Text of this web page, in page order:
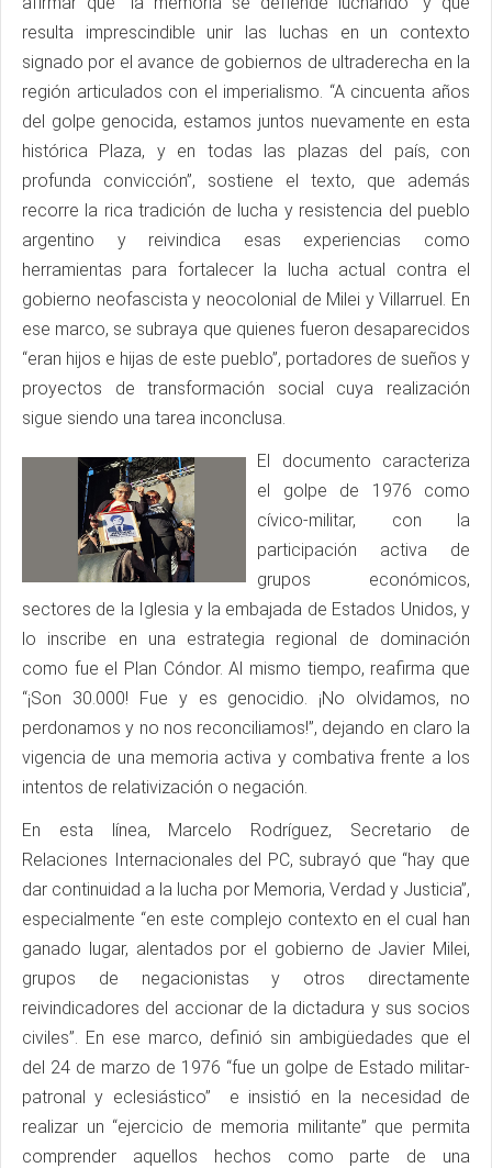
resulta imprescindible unir las luchas en un contexto
signado por el avance de gobiernos de ultraderecha en la
región articulados con el imperialismo. “A cincuenta años
del golpe genocida, estamos juntos nuevamente en esta
histórica Plaza, y en todas las plazas del país, con
profunda convicción”, sostiene el texto, que además
recorre la rica tradición de lucha y resistencia del pueblo
argentino y reivindica esas experiencias como
herramientas para fortalecer la lucha actual contra el
gobierno neofascista y neocolonial de Milei y Villarruel. En
ese marco, se subraya que quienes fueron desaparecidos
“eran hijos e hijas de este pueblo”, portadores de sueños y
proyectos de transformación social cuya realización
sigue siendo una tarea inconclusa.
El documento caracteriza
el golpe de 1976 como
cívico-militar, con la
participación activa de
grupos económicos,
sectores de la Iglesia y la embajada de Estados Unidos, y
lo inscribe en una estrategia regional de dominación
como fue el Plan Cóndor. Al mismo tiempo, reafirma que
“¡Son 30.000! Fue y es genocidio. ¡No olvidamos, no
perdonamos y no nos reconciliamos!”, dejando en claro la
vigencia de una memoria activa y combativa frente a los
intentos de relativización o negación.
En esta línea, Marcelo Rodríguez, Secretario de
Relaciones Internacionales del PC, subrayó que “hay que
dar continuidad a la lucha por Memoria, Verdad y Justicia”,
especialmente “en este complejo contexto en el cual han
ganado lugar, alentados por el gobierno de Javier Milei,
grupos de negacionistas y otros directamente
reivindicadores del accionar de la dictadura y sus socios
civiles”. En ese marco, definió sin ambigüedades que el
del 24 de marzo de 1976 “fue un golpe de Estado militar-
patronal y eclesiástico” e insistió en la necesidad de
realizar un “ejercicio de memoria militante” que permita
comprender aquellos hechos como parte de una